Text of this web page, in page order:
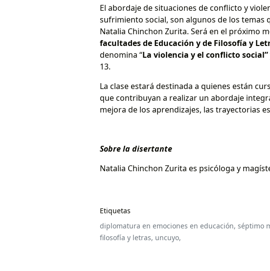
El abordaje de situaciones de conflicto y
sufrimiento social, son algunos de los temas
Natalia Chinchon Zurita. Será en el próximo
facultades de Educación y de Filosofía y
denomina “La violencia y el conflicto social”
13.
La clase estará destinada a quienes están
que contribuyan a realizar un abordaje
mejora de los aprendizajes, las trayectorias
Sobre la disertante
Natalia Chinchon Zurita es psicóloga y
Etiquetas
diplomatura en emociones en educación, séptimo
filosofía y letras, uncuyo,